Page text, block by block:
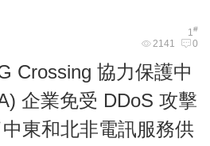
1#
2141 0
Crossing 協力保護中
企業免受 DDoS 攻擊
東和北非電訊服務供